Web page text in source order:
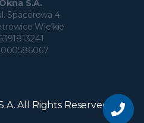
S.A.
Spacerowa 4
Wielkie
All Rights Reserved
diventare
un
nostro